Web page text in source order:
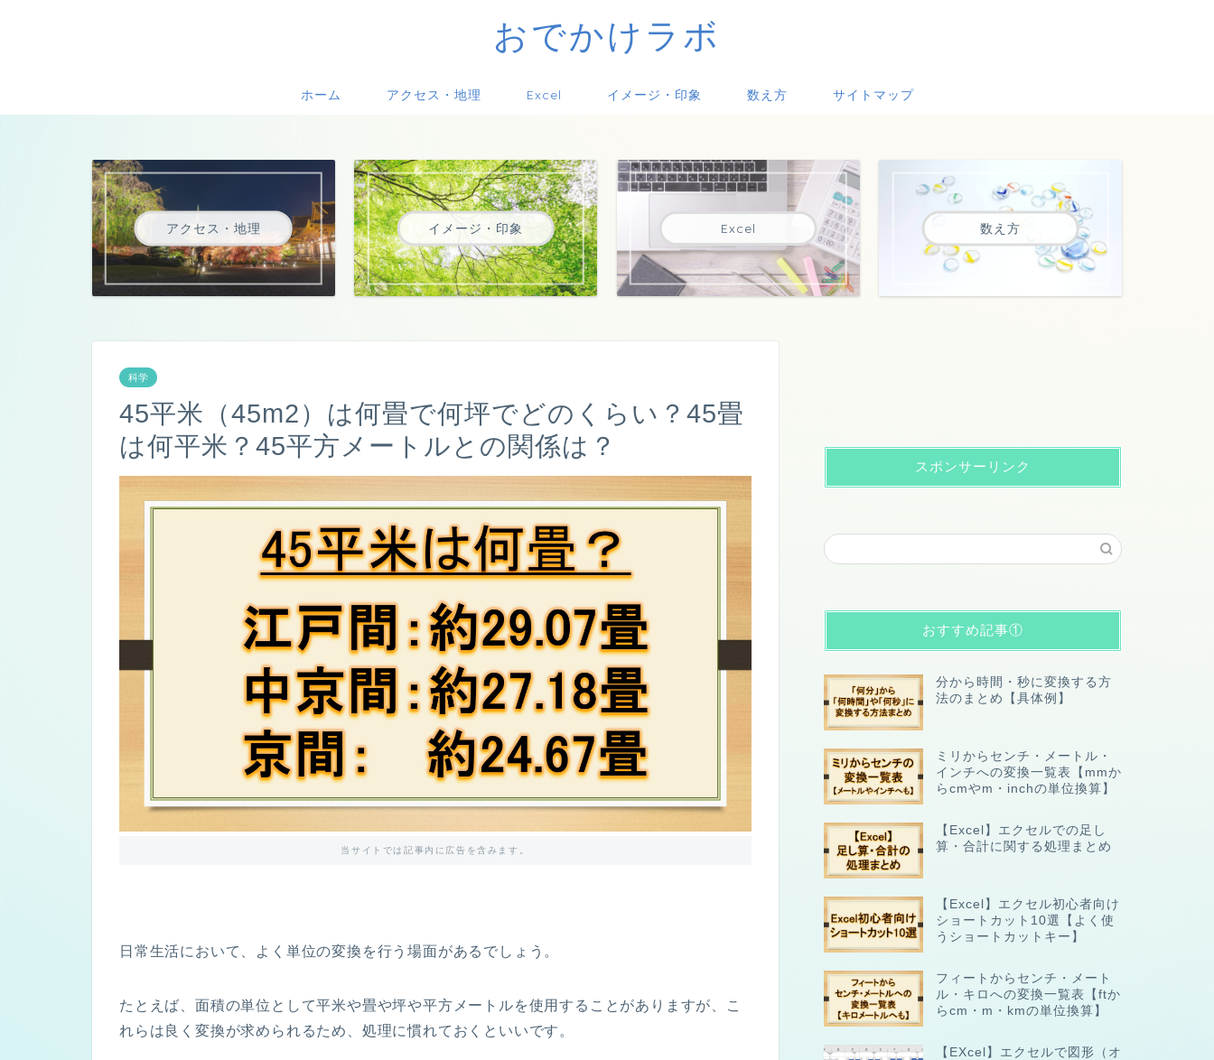
おでかけラボ
ホーム アクセス・地理 Excel イメージ・印象 数え方 サイトマップ
アクセス・地理 イメージ・印象 Excel 数え方
科学
45平米（45m2）は何畳で何坪でどのくらい？45畳
は何平米？45平方メートルとの関係は？
当サイトでは記事内に広告を含みます。
日常生活において、よく単位の変換を行う場面があるでしょう。
たとえば、面積の単位として平米や畳や坪や平方メートルを使用することがありますが、こ
れらは良く変換が求められるため、処理に慣れておくといいです。
スポンサーリンク
おすすめ記事①
分から時間・秒に変換する方
法のまとめ【具体例】
ミリからセンチ・メートル・
インチへの変換一覧表【mmか
らcmやm・inchの単位換算】
【Excel】エクセルでの足し
算・合計に関する処理まとめ
【Excel】エクセル初心者向け
ショートカット10選【よく使
うショートカットキー】
フィートからセンチ・メート
ル・キロへの変換一覧表【ftか
らcm・m・kmの単位換算】
【EXcel】エクセルで図形（オ